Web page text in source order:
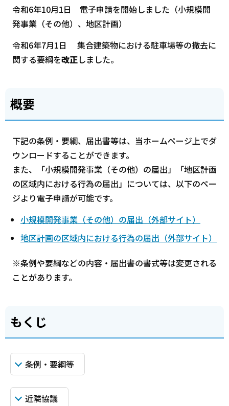
令和6年10月1日 電子申請を開始しました（小規模開
発事業（その他）、地区計画）
令和6年7月1日 集合建築物における駐車場等の撤去に
関する要綱を改正しました。
概要
下記の条例・要綱、届出書等は、当ホームページ上でダ
ウンロードすることができます。
また、「小規模開発事業（その他）の届出」「地区計画
の区域内における行為の届出」については、以下のペー
ジより電子申請が可能です。
小規模開発事業（その他）の届出（外部サイト）
地区計画の区域内における行為の届出（外部サイト）
※条例や要綱などの内容・届出書の書式等は変更される
ことがあります。
もくじ
条例・要綱等
近隣協議